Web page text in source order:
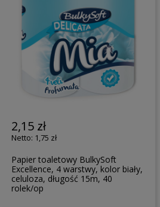
2,15 zł
1,75 zł
Papier toaletowy BulkySoft
Excellence, 4 warstwy, kolor biały,
celuloza, długość 15m, 40
rolek/op